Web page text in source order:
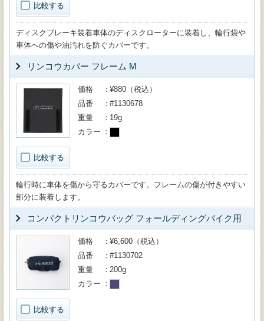
比較する
ディスクブレーキ装着車体のディスクローターに装着し、輪行袋や
車体への傷や油汚れを防ぐカバーです。
リンコウカバー フレーム M
比較する
価格
¥880（税込）
品番
#1130678
重量
19g
カラー
輪行時に車体を傷から守るカバーです。フレームの傷が付きやすい
部分に装着します。
コンパクトリンコウバッグ フォールディングバイク用
比較する
価格
¥6,600（税込）
品番
#1130702
重量
200g
カラー